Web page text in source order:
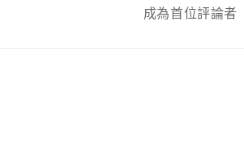
成為首位評論者